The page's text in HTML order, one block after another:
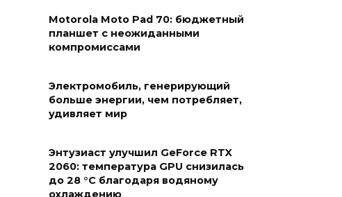
Motorola Moto Pad 70: бюджетный
планшет с неожиданными
компромиссами
Электромобиль, генерирующий
больше энергии, чем потребляет,
удивляет мир
Энтузиаст улучшил GeForce RTX
2060: температура GPU снизилась
до 28 °C благодаря водяному
охлаждению